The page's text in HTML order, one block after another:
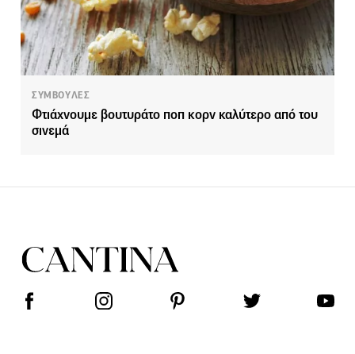
ΣΥΜΒΟΥΛΕΣ
Φτιάχνουμε βουτυράτο ποπ κορν καλύτερο από του
σινεμά